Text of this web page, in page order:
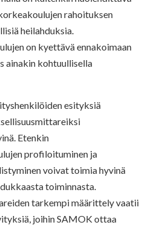
rahoituksen
heilahduksia.
on kyettävä ennakoimaan
ainakin kohtuullisella
esityksiä
Etenkin
profiloituminen ja
voivat toimia hyvinä
toiminnasta.
tarkempi määrittely vaatii
joihin SAMOK ottaa